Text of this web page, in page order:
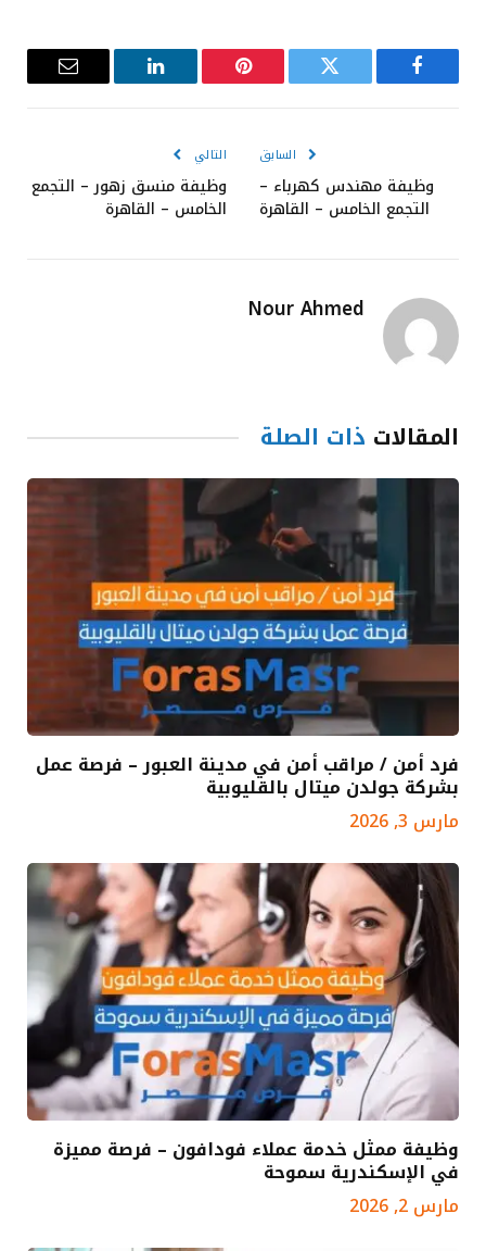
فيسبوك تويتر بينتيريست لينكدإن
البريد
السابق
وظيفة مهندس كهرباء –
التجمع الخامس – القاهرة
التالي
وظيفة منسق زهور – التجمع
الخامس – القاهرة
Nour Ahmed
المقالات ذات الصلة
فرد أمن / مراقب أمن في مدينة العبور – فرصة عمل
بشركة جولدن ميتال بالقليوبية
مارس 3, 2026
وظيفة ممثل خدمة عملاء فودافون – فرصة مميزة
في الإسكندرية سموحة
مارس 2, 2026